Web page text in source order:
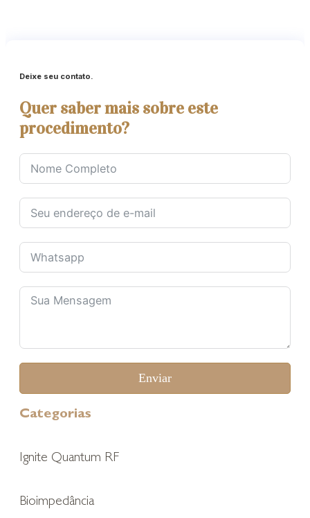
Deixe seu contato.
Quer saber mais sobre este
procedimento?
Enviar
Categorias
Ignite Quantum RF
Bioimpedância